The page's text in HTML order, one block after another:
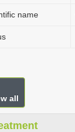
name
all